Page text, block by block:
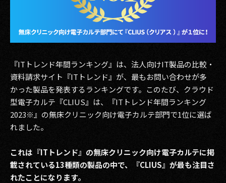
2023
2022
2020
2019
2018
2016
『ITトレンド年間ランキング』は、法人向けIT製品の比較・
資料請求サイト『ITトレンド』が、最もお問い合わせが多
かった製品を発表するランキングです。このたび、クラウド
型電子カルテ『CLIUS』は、『ITトレンド年間ランキング
2023※』の無床クリニック向け電子カルテ部門で1位に選ば
れました。
これは『ITトレンド』の無床クリニック向け電子カルテに掲
載されている13種類の製品の中で、『CLIUS』が最も注目さ
れたことになります。